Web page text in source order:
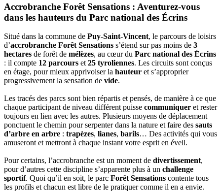
Accrobranche Forêt Sensations : Aventurez-vous
dans les hauteurs du Parc national des Écrins
Situé dans la commune de Puy-Saint-Vincent, le parcours de loisirs
d’accrobranche Forêt Sensations s’étend sur pas moins de 3
hectares de forêt de mélèzes, au cœur du Parc national des Écrins
: il compte 12 parcours et 25 tyroliennes. Les circuits sont conçus
en étage, pour mieux apprivoiser la hauteur et s’approprier
progressivement la sensation de vide.
Les tracés des parcs sont bien répartis et pensés, de manière à ce que
chaque participant de niveau différent puisse communiquer et rester
toujours en lien avec les autres. Plusieurs moyens de déplacement
ponctuent le chemin pour serpenter dans la nature et faire des sauts
d’arbre en arbre : trapèzes, lianes, barils… Des activités qui vous
amuseront et mettront à chaque instant votre esprit en éveil.
Pour certains, l’accrobranche est un moment de divertissement,
pour d’autres cette discipline s’apparente plus à un challenge
sportif. Quoi qu’il en soit, le parc Forêt Sensations contente tous
les profils et chacun est libre de le pratiquer comme il en a envie.